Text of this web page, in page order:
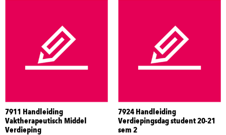
7911 Handleiding
Vaktherapeutisch Middel
Verdieping
7924 Handleiding
Verdiepingsdag student 20-21
sem 2